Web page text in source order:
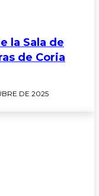
la Sala de
de Coria
DE 2025